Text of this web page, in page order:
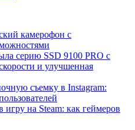
камерофон с
серию SSD 9100 PRO с
и улучшенная
съемку в Instagram:
на Steam: как геймеров